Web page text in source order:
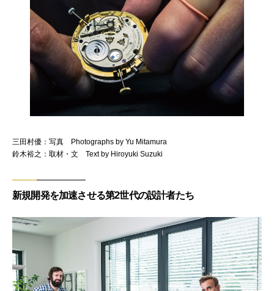
三田村優：写真 Photographs by Yu Mitamura
鈴木裕之：取材・文 Text by Hiroyuki Suzuki
新規開発を加速させる第2世代の設計者たち